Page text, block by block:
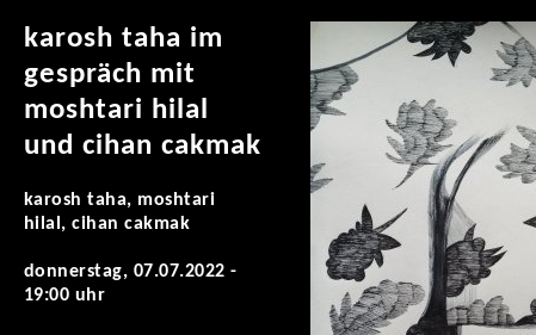
karosh taha im
gespräch mit
moshtari hilal
und cihan cakmak
karosh taha, moshtari
hilal, cihan cakmak
donnerstag, 07.07.2022 -
19:00 uhr